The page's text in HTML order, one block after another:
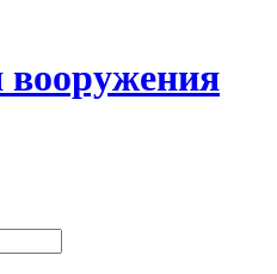
вооружения